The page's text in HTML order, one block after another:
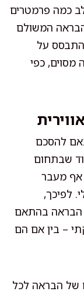
כמה פרמטרים
הבראה המשולם
על
מסוים, כפי
להסכם
שבתחום
אף מעבר
לפיכך,
הבראה בהתאם
– בין אם הם
של הבראה לכל